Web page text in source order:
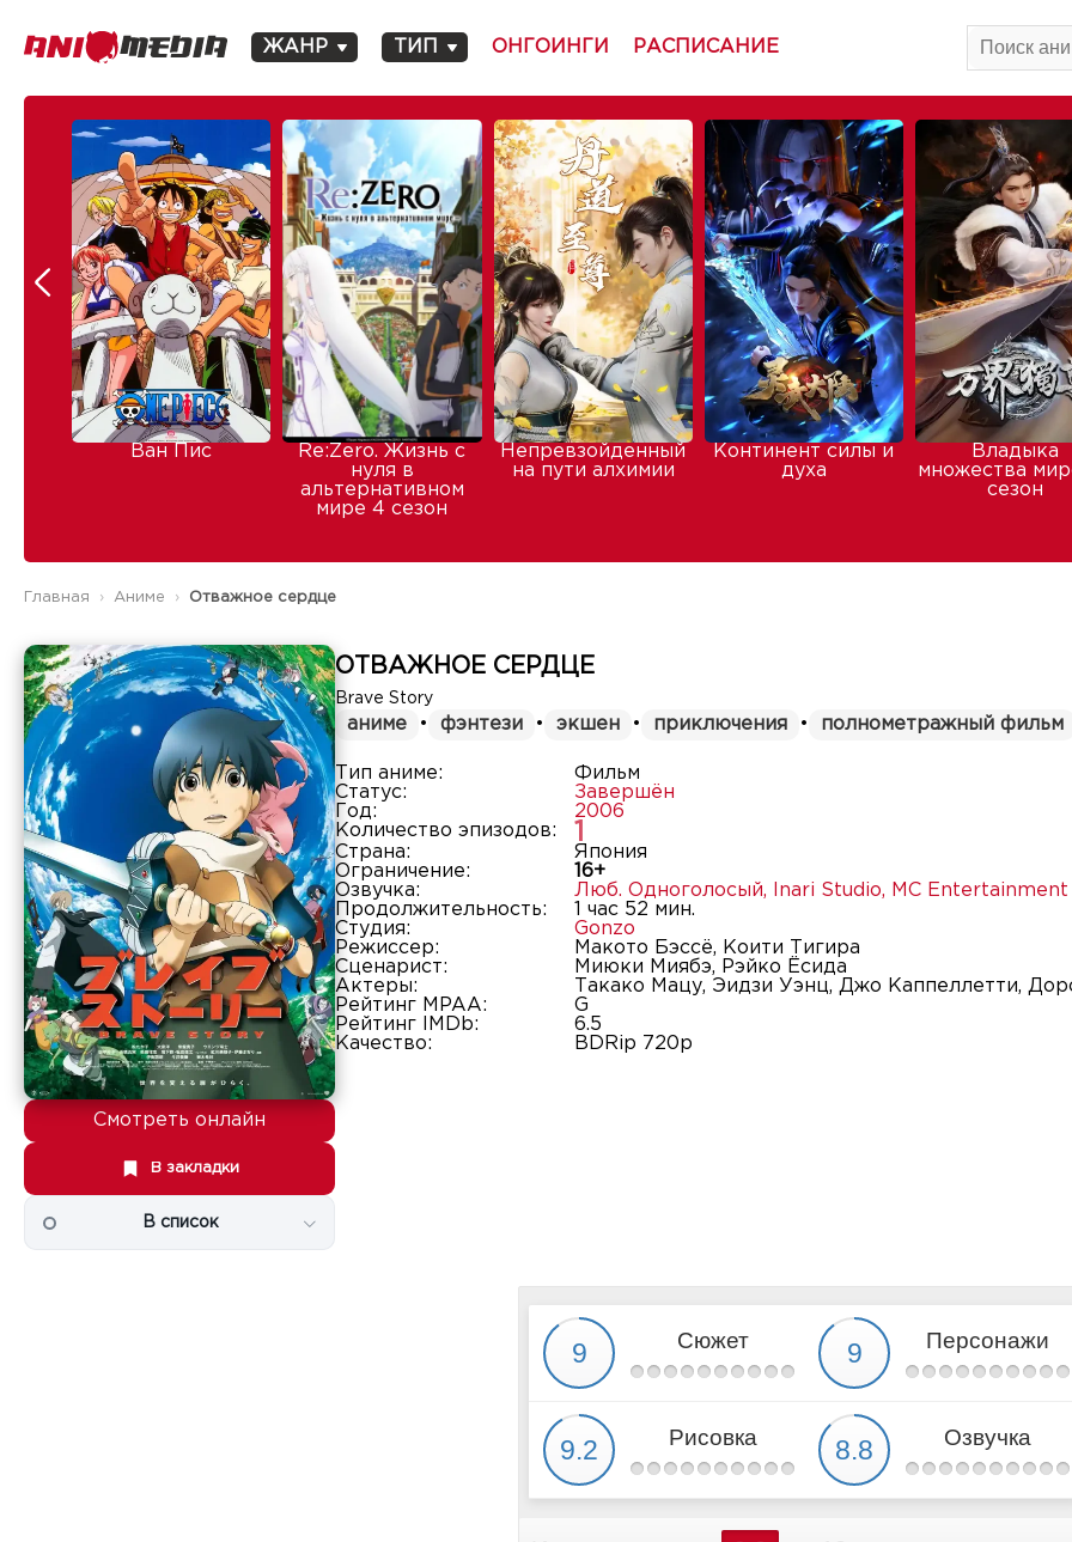
ЖАНР ТИП ОНГОИНГИ РАСПИСАНИЕ
Ван Пис
Re:Zero. Жизнь с
нуля в
альтернативном
мире 4 сезон
Непревзойденный
на пути алхимии
Континент силы и
духа
Владыка
множества
сезон
Главная Аниме Отважное сердце
Смотреть онлайн
В закладки
В список
ОТВАЖНОЕ СЕРДЦЕ
Brave Story
аниме • фэнтези • экшен • приключения • полнометражный фильм
Тип аниме:
Фильм
Статус:
Завершён
Год:
2006
Количество эпизодов:
1
Страна:
Япония
Ограничение:
16+
Озвучка:
Люб. Одноголосый, Inari Studio, MC Entertainment
Продолжительность:
1 час 52 мин.
Студия:
Gonzo
Режиссер:
Макото Бэссё, Коити Тигира
Сценарист:
Миюки Миябэ, Рэйко Ёсида
Актеры:
Такако Мацу, Эидзи Уэнц, Джо Каппеллетти,
Рейтинг MPAA:
G
Рейтинг IMDb:
6.5
Качество:
BDRip 720p
Сюжет Персонажи
Рисовка Озвучка